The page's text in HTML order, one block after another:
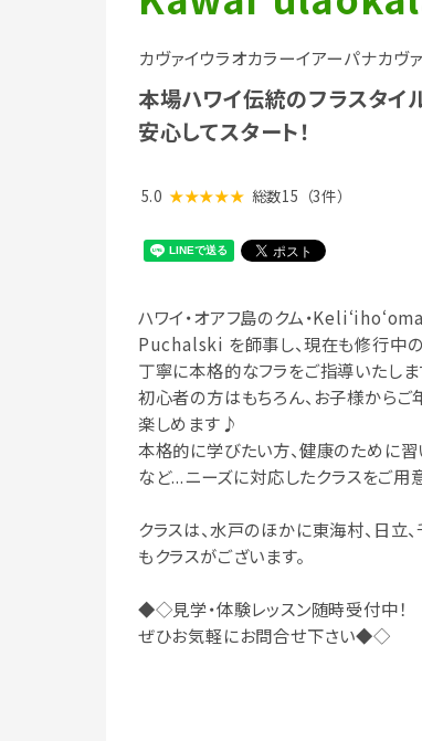
カヴァイウラオカラーイアーパナカヴ
本場ハワイ伝統のフラスタ
安心してスタート！
5.0 ★★★★★ 総数15 （3件）
ハワイ・オアフ島のクム・
Puchalski を師事し、現在も修行中
丁寧に本格的なフラをご指導いたしま
初心者の方はもちろん、お子様からご
楽しめます♪
本格的に学びたい方、健康のために
など...ニーズに対応したクラスをご用
クラスは、水戸のほかに東海村、日立
もクラスがございます。
◆◇見学・体験レッスン随時受付中！
ぜひお気軽にお問合せ下さい◆◇